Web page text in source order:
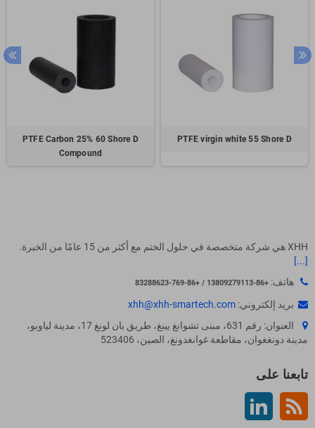
PTFE virgin white 55 Shore D
PTFE Carbon 25% 60 Shore D
Compound
XHH هي شركة متخصصة في حلول الختم مع أكثر من 15 عامًا من الخبرة.
[...]
هاتف: +86-13809279113 / +86-769-83288623
بريد إلكتروني: xhh@xhh-smartech.com
العنوان: رقم 631، مبنى تشوانغ يينغ، طريق بان لونغ 17، مدينة لياوبو،
مدينة دونغغوان، مقاطعة غوانغدونغ، الصين، 523406
تابعنا على